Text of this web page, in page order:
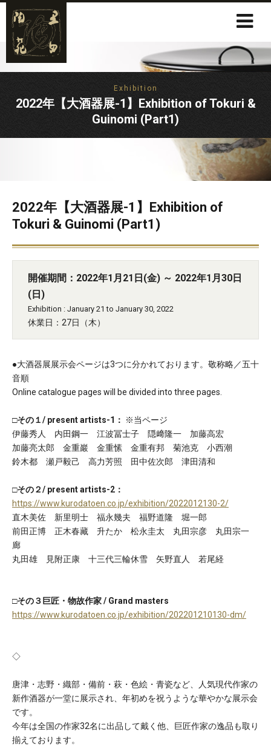
Exhibition
2022年【大酒器展-1】Exhibition of Tokuri &
Guinomi (Part1)
2022年【大酒器展-1】Exhibition of
Tokuri & Guinomi (Part1)
開催期間：2022年1月21日(金) ～ 2022年1月30日
(日)
Exhibition : January 21 to January 30, 2022
休業日：27日（木）
●大酒器展展示会ページは3つに分かれております。敬称略／五十
音順
Online catalogue pages will be divided into three pages.
□その１/ present artists-1：
※当ページ
伊藤秀人 内田鋼一 江波冨士子 隠﨑隆一 加藤高宏
加藤亮太郎 金重巖 金重愫 金重有邦 菊池克 小西潮
鈴木都 瀬戸毅己 高力芳照 田中佐次郎 津田清和
□その２/ present artists-2：
https://www.kurodatoen.co.jp/exhibition/2022012130-2/
直木美佐 新里明士 福永幾夫 福野道隆 堀一郎
前田正博 正木春藏 升たか 松永圭太 丸田宗彦 丸田宗一
廊
丸田雄 見附正康 十三代三輪休雪 矢野直人 若尾経
□その３巨匠・物故作家 / Grand masters
https://www.kurodatoen.co.jp/exhibition/202201210130-dm/
◇
唐津・志野・織部・備前・萩・色絵・青瓷など、人気現代作家の
新作酒器が一堂に展示され、年初めを祝うような華やかな展示会
です。
今年は全国の作家32名に出品して戴く他、巨匠作家の逸品も取り
揃えております。